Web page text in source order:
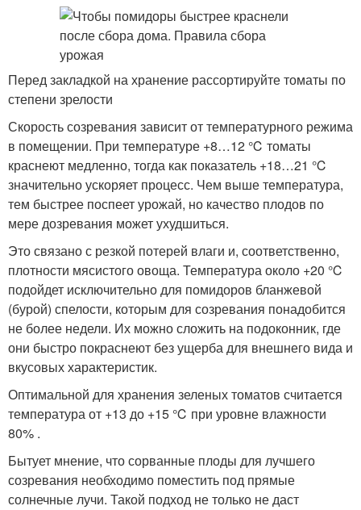
Перед закладкой на хранение рассортируйте томаты по
степени зрелости
Скорость созревания зависит от температурного режима
в помещении. При температуре +8…12 ℃ томаты
краснеют медленно, тогда как показатель +18…21 ℃
значительно ускоряет процесс. Чем выше температура,
тем быстрее поспеет урожай, но качество плодов по
мере дозревания может ухудшиться.
Это связано с резкой потерей влаги и, соответственно,
плотности мясистого овоща. Температура около +20 ℃
подойдет исключительно для помидоров бланжевой
(бурой) спелости, которым для созревания понадобится
не более недели. Их можно сложить на подоконник, где
они быстро покраснеют без ущерба для внешнего вида и
вкусовых характеристик.
Оптимальной для хранения зеленых томатов считается
температура от +13 до +15 ℃ при уровне влажности
80% .
Бытует мнение, что сорванные плоды для лучшего
созревания необходимо поместить под прямые
солнечные лучи. Такой подход не только не даст